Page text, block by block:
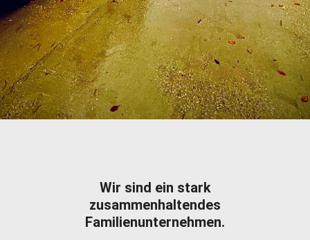
Wir sind ein stark
zusammenhaltendes
Familienunternehmen.